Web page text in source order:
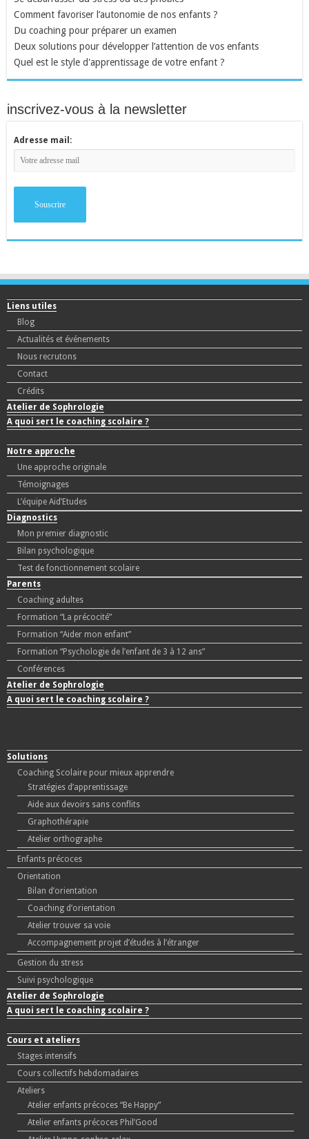
Comment favoriser l’autonomie de nos enfants ?
Du coaching pour préparer un examen
Deux solutions pour développer l’attention de vos enfants
Quel est le style d'apprentissage de votre enfant ?
inscrivez-vous à la newsletter
Adresse mail:
Liens utiles
Blog
Actualités et événements
Nous recrutons
Contact
Crédits
Atelier de Sophrologie
A quoi sert le coaching scolaire ?
Notre approche
Une approche originale
Témoignages
L’équipe Aid’Etudes
Diagnostics
Mon premier diagnostic
Bilan psychologique
Test de fonctionnement scolaire
Parents
Coaching adultes
Formation “La précocité”
Formation “Aider mon enfant”
Formation “Psychologie de l’enfant de 3 à 12 ans”
Conférences
Atelier de Sophrologie
A quoi sert le coaching scolaire ?
Solutions
Coaching Scolaire pour mieux apprendre
Stratégies d’apprentissage
Aide aux devoirs sans conflits
Graphothérapie
Atelier orthographe
Enfants précoces
Orientation
Bilan d’orientation
Coaching d’orientation
Atelier trouver sa voie
Accompagnement projet d’études à l’étranger
Gestion du stress
Suivi psychologique
Atelier de Sophrologie
A quoi sert le coaching scolaire ?
Cours et ateliers
Stages intensifs
Cours collectifs hebdomadaires
Ateliers
Atelier enfants précoces “Be Happy”
Atelier enfants précoces Phil’Good